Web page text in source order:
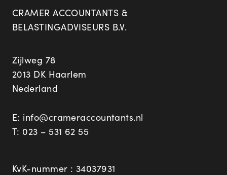
CRAMER ACCOUNTANTS &
BELASTINGADVISEURS B.V.
Zijlweg 78
2013 DK Haarlem
Nederland
E: info@crameraccountants.nl
T: 023 – 531 62 55
KvK-nummer : 34037931